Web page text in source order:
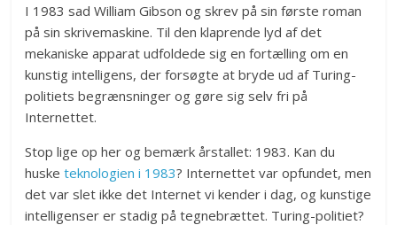
I 1983 sad William Gibson og skrev på sin første roman
på sin skrivemaskine. Til den klaprende lyd af det
mekaniske apparat udfoldede sig en fortælling om en
kunstig intelligens, der forsøgte at bryde ud af Turing-
politiets begrænsninger og gøre sig selv fri på
Internettet.
Stop lige op her og bemærk årstallet: 1983. Kan du
husketeknologien i 1983? Internettet var opfundet, men
det var slet ikke det Internet vi kender i dag, og kunstige
intelligenser er stadig på tegnebrættet. Turing-politiet?